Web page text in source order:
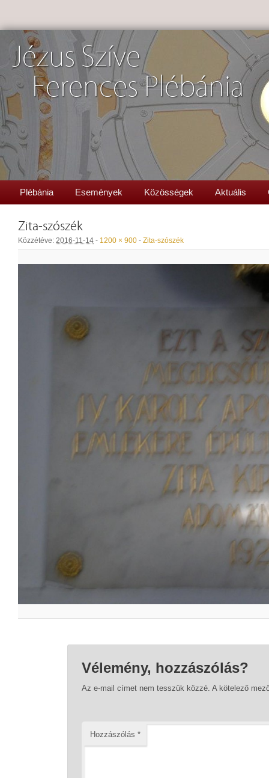
Jézus Szíve
Ferences Plébánia
Plébánia Események Közösségek Aktuális
Zita-szószék
Közzétéve: 2016-11-14 - 1200 × 900 - Zita-szószék
Vélemény, hozzászólás?
Az e-mail címet nem tesszük közzé. A kötelező
Hozzászólás *